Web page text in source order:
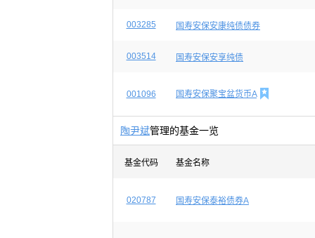
003285 国寿安保安康纯债债券
003514 国寿安保安享纯债
001096 国寿安保聚宝盆货币A 
陶尹斌管理的基金一览
基金代码 基金名称
020787 国寿安保泰裕债券A